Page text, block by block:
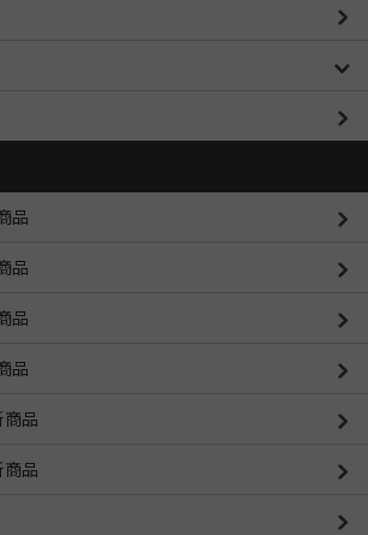
品
品
品
品
品
品